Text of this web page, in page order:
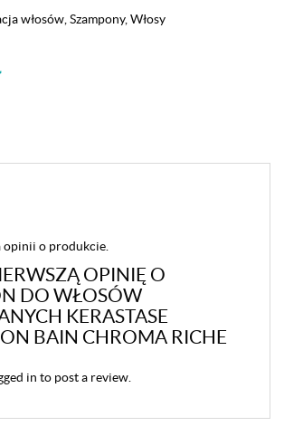
włosów Szampony, Włosy
opinii o produkcie.
OPINIĘ O
DO WŁOSÓW
KERASTASE
BAIN CHROMA RICHE
in to post a review.